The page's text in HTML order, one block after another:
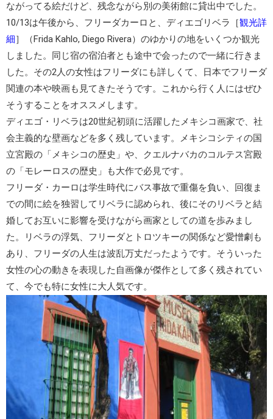
ながってる絵だけど、残念ながら別の美術館に貸出中でした。
10/13は午後から、 フリーダカーロと、ディエゴリベラ ［観光詳
細］（Frida Kahlo, Diego Rivera）のゆかりの地をいくつか観光
しました。同じ宿の宿泊者とも途中で会ったので一緒に行きま
した。その2人の女性はフリーダにも詳しくて、日本でフリーダ
関連の本や映画も見てきたそうです。これから行く人にはぜひ
そうすることをオススメします。
ディエゴ・リベラは20世紀初頭に活躍したメキシコ画家で、社
会主義的な壁画などを多く残しています。メキシコシティの国
立宮殿の「メキシコの歴史」や、クエルナバカのコルテス宮殿
の「モレーロスの歴史」も大作で必見です。
フリーダ・カーロは学生時代にバス事故で重傷を負い、回復ま
での間に絵を独習してリベラに認められ、後にそのリベラと結
婚してお互いに影響を受けながら画家としての道を歩みまし
た。リベラの浮気、フリーダとトロツキーの関係など愛憎劇も
あり、フリーダの人生は波乱万丈だったようです。そういった
女性の心の動きを表現した自画像が傑作として多く残されてい
て、今でも特に女性に大人気です。